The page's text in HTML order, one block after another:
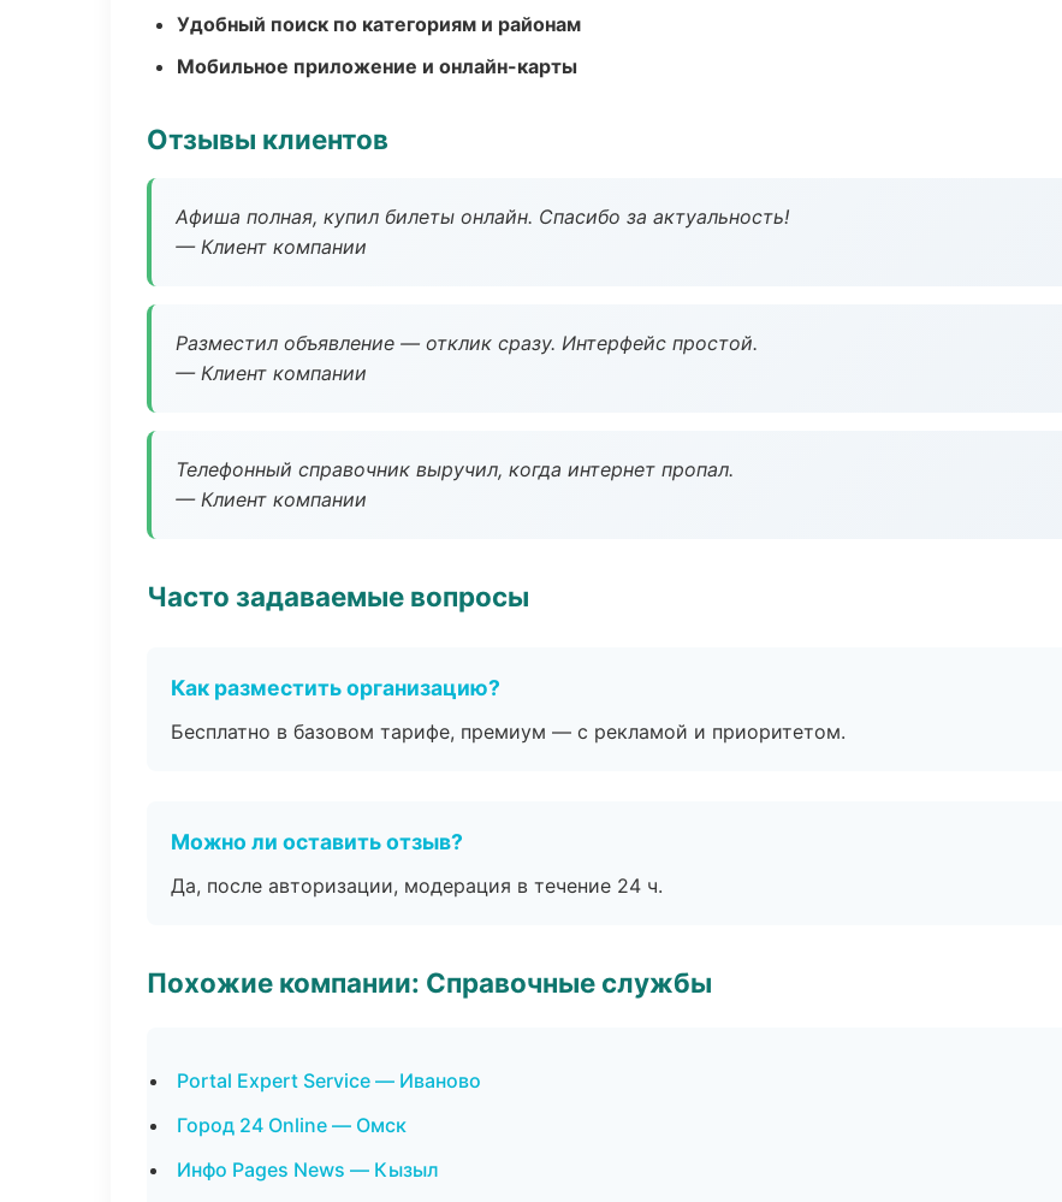
Удобный поиск по категориям и районам
Мобильное приложение и онлайн-карты
Отзывы клиентов
Афиша полная, купил билеты онлайн. Спасибо за актуальность!
— Клиент компании
Разместил объявление — отклик сразу. Интерфейс простой.
— Клиент компании
Телефонный справочник выручил, когда интернет пропал.
— Клиент компании
Часто задаваемые вопросы
Как разместить организацию?
Бесплатно в базовом тарифе, премиум — с рекламой и приоритетом.
Можно ли оставить отзыв?
Да, после авторизации, модерация в течение 24 ч.
Похожие компании: Справочные службы
Portal Expert Service — Иваново
Город 24 Online — Омск
Инфо Pages News — Кызыл